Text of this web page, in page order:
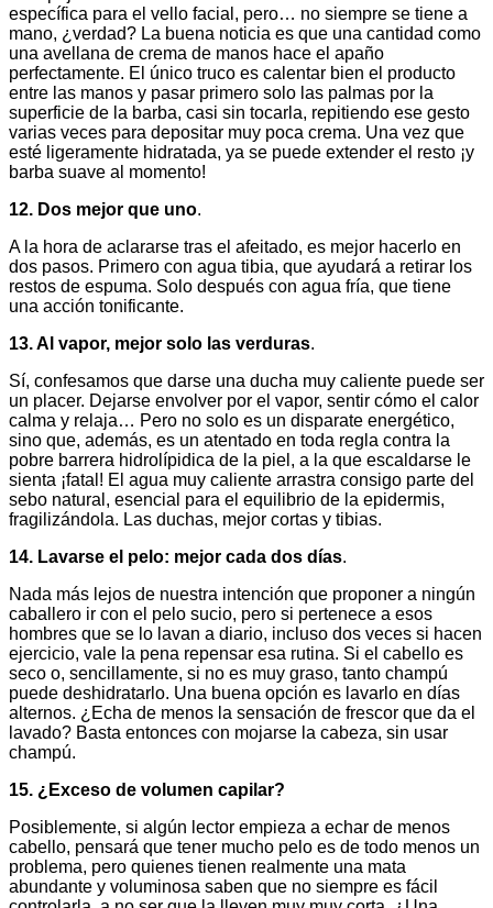
específica para el vello facial, pero… no siempre se tiene a
mano, ¿verdad? La buena noticia es que una cantidad como
una avellana de crema de manos hace el apaño
perfectamente. El único truco es calentar bien el producto
entre las manos y pasar primero solo las palmas por la
superficie de la barba, casi sin tocarla, repitiendo ese gesto
varias veces para depositar muy poca crema. Una vez que
esté ligeramente hidratada, ya se puede extender el resto ¡y
barba suave al momento!
12. Dos mejor que uno.
A la hora de aclararse tras el afeitado, es mejor hacerlo en
dos pasos. Primero con agua tibia, que ayudará a retirar los
restos de espuma. Solo después con agua fría, que tiene
una acción tonificante.
13. Al vapor, mejor solo las verduras.
Sí, confesamos que darse una ducha muy caliente puede ser
un placer. Dejarse envolver por el vapor, sentir cómo el calor
calma y relaja… Pero no solo es un disparate energético,
sino que, además, es un atentado en toda regla contra la
pobre barrera hidrolípidica de la piel, a la que escaldarse le
sienta ¡fatal! El agua muy caliente arrastra consigo parte del
sebo natural, esencial para el equilibrio de la epidermis,
fragilizándola. Las duchas, mejor cortas y tibias.
14. Lavarse el pelo: mejor cada dos días.
Nada más lejos de nuestra intención que proponer a ningún
caballero ir con el pelo sucio, pero si pertenece a esos
hombres que se lo lavan a diario, incluso dos veces si hacen
ejercicio, vale la pena repensar esa rutina. Si el cabello es
seco o, sencillamente, si no es muy graso, tanto champú
puede deshidratarlo. Una buena opción es lavarlo en días
alternos. ¿Echa de menos la sensación de frescor que da el
lavado? Basta entonces con mojarse la cabeza, sin usar
champú.
15. ¿Exceso de volumen capilar?
Posiblemente, si algún lector empieza a echar de menos
cabello, pensará que tener mucho pelo es de todo menos un
problema, pero quienes tienen realmente una mata
abundante y voluminosa saben que no siempre es fácil